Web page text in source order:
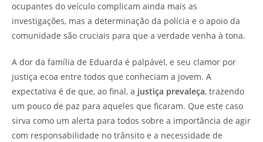
ocupantes do veículo complicam ainda mais as
investigações, mas a determinação da polícia e o apoio da
comunidade são cruciais para que a verdade venha à tona.
A dor da família de Eduarda é palpável, e seu clamor por
justiça ecoa entre todos que conheciam a jovem. A
expectativa é de que, ao final, a justiça prevaleça, trazendo
um pouco de paz para aqueles que ficaram. Que este caso
sirva como um alerta para todos sobre a importância de agir
com responsabilidade no trânsito e a necessidade de